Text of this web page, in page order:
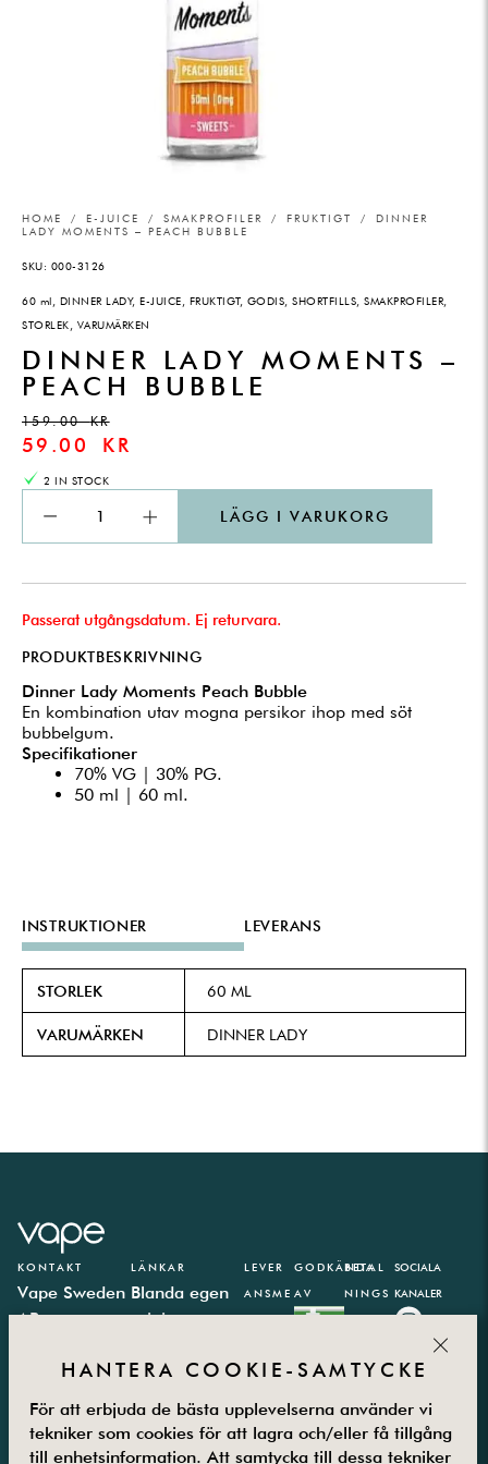
HOME / E-JUICE / SMAKPROFILER / FRUKTIGT
/ DINNER
LADY MOMENTS – PEACH BUBBLE
SKU: 000-3126
60 ml DINNER LADY, E-JUICE FRUKTIGT, GODIS SHORTFILLS SMAKPROFILER
STORLEK
VARUMÄRKEN
DINNER LADY MOMENTS –
PEACH BUBBLE
159.00KR
59.00 KR
2 IN STOCK
LÄGG I VARUKORG
Passerat utgångsdatum. Ej returvara.
PRODUKTBESKRIVNING
Dinner Lady Moments Peach Bubble
En kombination utav mogna persikor ihop med söt
bubbelgum.
Specifikationer
70% VG | 30% PG.
50 ml | 60 ml.
INSTRUKTIONER LEVERANS
STORLEK 60 ML
VARUMÄRKEN DINNER LADY
KONTAKT
Vape Sweden
AB
Hägersten
Måndag –
LÄNKAR
Blanda egen
e-juice
kalkylator
Vanliga frågor
Kontakta oss
LEVER
ANSME
TODER
GODKÄNDA
AV
BETAL
NINGS
PARTN
SOCIALA
KANALER
HANTERA COOKIE-SAMTYCKE
För att erbjuda de bästa upplevelserna använder vi
tekniker som cookies för att lagra och/eller få tillgång
till enhetsinformation. Att samtycka till dessa tekniker